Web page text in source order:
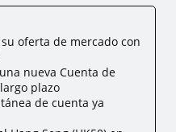
oferta de mercado con
nueva Cuenta de
plazo
de cuenta ya